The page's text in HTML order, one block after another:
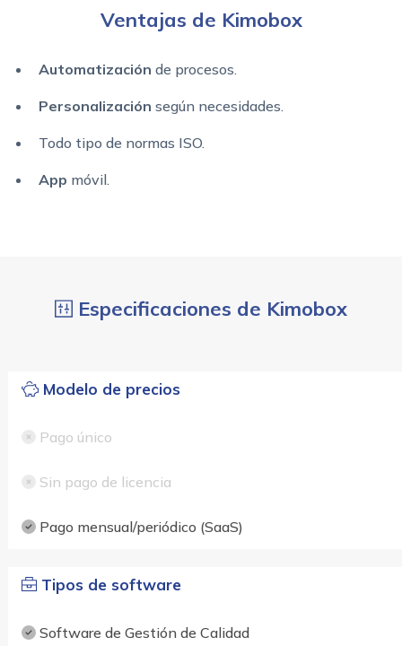
Ventajas de Kimobox
Automatización de procesos.
Personalización según necesidades.
Todo tipo de normas ISO.
App móvil.
Especificaciones de Kimobox
Modelo de precios
Pago único
Sin pago de licencia
Pago mensual/periódico (SaaS)
Tipos de software
Software de Gestión de Calidad